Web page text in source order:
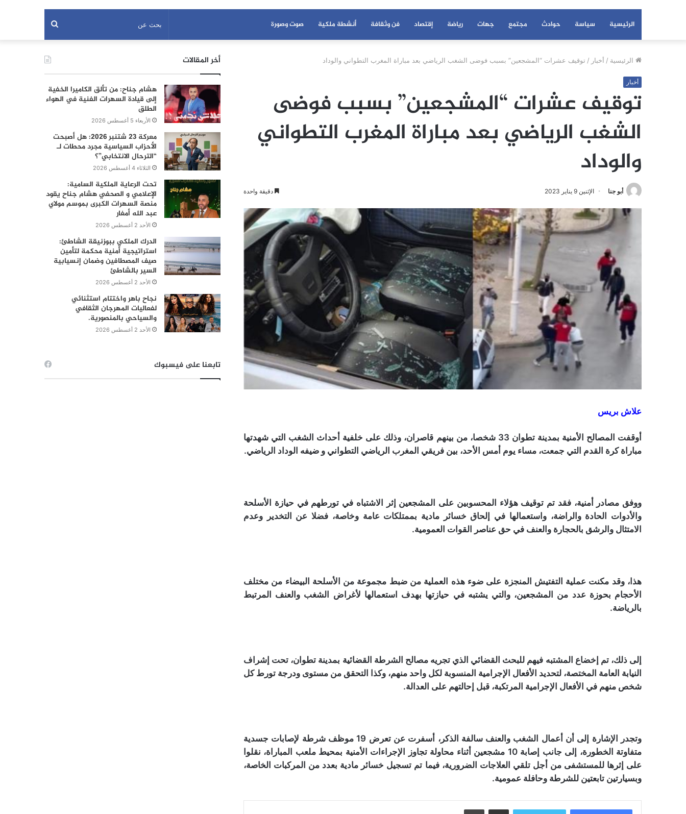
الرئيسية سياسة حوادث مجتمع جهات رياضة إقتصاد فن وثقافة أنشطة ملكية صوت وصورة بحث
عن
الرئيسية / أخبار / توقيف عشرات “المشجعين” بسبب فوضى الشغب الرياضي بعد مباراة المغرب التطواني والوداد
أخبار
توقيف عشرات “المشجعين” بسبب فوضى
الشغب الرياضي بعد مباراة المغرب التطواني
والوداد
أبو جنا الإثنين 9 يناير 2023 دقيقة واحدة
علاش بريس
أوقفت المصالح الأمنية بمدينة تطوان 33 شخصا، من بينهم قاصران، وذلك على خلفية أحداث الشغب التي شهدتها
مباراة كرة القدم التي جمعت، مساء يوم أمس الأحد، بين فريقي المغرب الرياضي التطواني و ضيفه الوداد الرياضي.
ووفق مصادر أمنية، فقد تم توقيف هؤلاء المحسوبين على المشجعين إثر الاشتباه في تورطهم في حيازة الأسلحة
والأدوات الحادة والراضة، واستعمالها في إلحاق خسائر مادية بممتلكات عامة وخاصة، فضلا عن التخدير وعدم
الامتثال والرشق بالحجارة والعنف في حق عناصر القوات العمومية.
هذا، وقد مكنت عملية التفتيش المنجزة على ضوء هذه العملية من ضبط مجموعة من الأسلحة البيضاء من مختلف
الأحجام بحوزة عدد من المشجعين، والتي يشتبه في حيازتها بهدف استعمالها لأغراض الشغب والعنف المرتبط
بالرياضة.
إلى ذلك، تم إخضاع المشتبه فيهم للبحث القضائي الذي تجريه مصالح الشرطة القضائية بمدينة تطوان، تحت إشراف
النيابة العامة المختصة، لتحديد الأفعال الإجرامية المنسوبة لكل واحد منهم، وكذا التحقق من مستوى ودرجة تورط كل
شخص منهم في الأفعال الإجرامية المرتكبة، قبل إحالتهم على العدالة.
وتجدر الإشارة إلى أن أعمال الشغب والعنف سالفة الذكر، أسفرت عن تعرض 19 موظف شرطة لإصابات جسدية
متفاوتة الخطورة، إلى جانب إصابة 10 مشجعين أثناء محاولة تجاوز الإجراءات الأمنية بمحيط ملعب المباراة، نقلوا
على إثرها للمستشفى من أجل تلقي العلاجات الضرورية، فيما تم تسجيل خسائر مادية بعدد من المركبات الخاصة،
وبسيارتين تابعتين للشرطة وحافلة عمومية.
مشاركة عبر البريد طباعة
أخر المقالات
هشام جناح: من تألق الكاميرا الخفية
إلى قيادة السهرات الفنية في الهواء
الطلق
الأربعاء 5 أغسطس 2026
معركة 23 شتنبر 2026: هل أصبحت
الأحزاب السياسية مجرد محطات لـ
“الترحال الانتخابي”؟
الثلاثاء 4 أغسطس 2026
تحت الرعاية الملكية السامية:
الإعلامي و الصحفي هشام جناح يقود
منصة السهرات الكبرى بموسم مولاي
عبد الله أمغار
الأحد 2 أغسطس 2026
الدرك الملكي ببوزنيقة الشاطئ:
استراتيجية أمنية محكمة لتأمين
صيف المصطافين وضمان إنسيابية
السير بالشاطئ
الأحد 2 أغسطس 2026
نجاح باهر واختتام استثنائي
لفعاليات المهرجان الثقافي
والسياحي بالمنصورية.
الأحد 2 أغسطس 2026
تابعنا على فيسبوك